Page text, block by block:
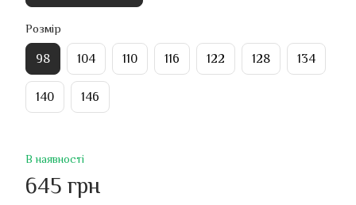
Розмір
98 104 110 116 122 128 134
140 146
В наявності
645 грн